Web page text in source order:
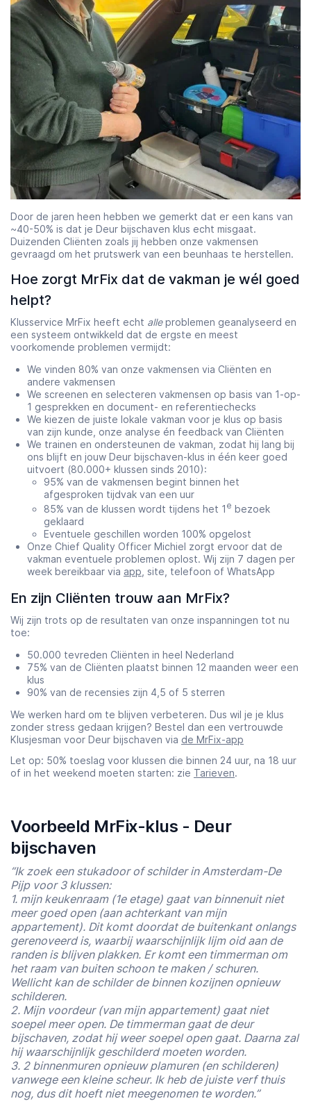
Door de jaren heen hebben we gemerkt dat er een kans van
~40-50% is dat je Deur bijschaven klus echt misgaat.
Duizenden Cliënten zoals jij hebben onze vakmensen
gevraagd om het prutswerk van een beunhaas te herstellen.
Hoe zorgt MrFix dat de vakman je wél goed
helpt?
Klusservice MrFix heeft echt alleproblemen geanalyseerd en
een systeem ontwikkeld dat de ergste en meest
voorkomende problemen vermijdt:
We vinden 80% van onze vakmensen via Cliënten en
andere vakmensen
We screenen en selecteren vakmensen op basis van 1-op-
1 gesprekken en document- en referentiechecks
We kiezen de juiste lokale vakman voor je klus op basis
van zijn kunde, onze analyse én feedback van Cliënten
We trainen en ondersteunen de vakman, zodat hij lang bij
ons blijft en jouw Deur bijschaven-klus in één keer goed
uitvoert (80.000+ klussen sinds 2010):
95% van de vakmensen begint binnen het
afgesproken tijdvak van een uur
85% van de klussen wordt tijdens het 1 e bezoek
geklaard
Eventuele geschillen worden 100% opgelost
Onze Chief Quality Officer Michiel zorgt ervoor dat de
vakman eventuele problemen oplost. Wij zijn 7 dagen per
week bereikbaar via app , site, telefoon of WhatsApp
En zijn Cliënten trouw aan MrFix?
Wij zijn trots op de resultaten van onze inspanningen tot nu
toe:
50.000 tevreden Cliënten in heel Nederland
75% van de Cliënten plaatst binnen 12 maanden weer een
klus
90% van de recensies zijn 4,5 of 5 sterren
We werken hard om te blijven verbeteren. Dus wil je je klus
zonder stress gedaan krijgen? Bestel dan een vertrouwde
Klusjesman voor Deur bijschaven via de MrFix-app
Let op: 50% toeslag voor klussen die binnen 24 uur, na 18 uur
of in het weekend moeten starten: zie Tarieven.
Voorbeeld MrFix-klus - Deur
bijschaven
“Ik zoek een stukadoor of schilder in Amsterdam-De
Pijp voor 3 klussen:
1. mijn keukenraam (1e etage) gaat van binnenuit niet
meer goed open (aan achterkant van mijn
appartement). Dit komt doordat de buitenkant onlangs
gerenoveerd is, waarbij waarschijnlijk lijm oid aan de
randen is blijven plakken. Er komt een timmerman om
het raam van buiten schoon te maken / schuren.
Wellicht kan de schilder de binnen kozijnen opnieuw
schilderen.
2. Mijn voordeur (van mijn appartement) gaat niet
soepel meer open. De timmerman gaat de deur
bijschaven, zodat hij weer soepel open gaat. Daarna zal
hij waarschijnlijk geschilderd moeten worden.
3. 2 binnenmuren opnieuw plamuren (en schilderen)
vanwege een kleine scheur. Ik heb de juiste verf thuis
nog, dus dit hoeft niet meegenomen te worden.”